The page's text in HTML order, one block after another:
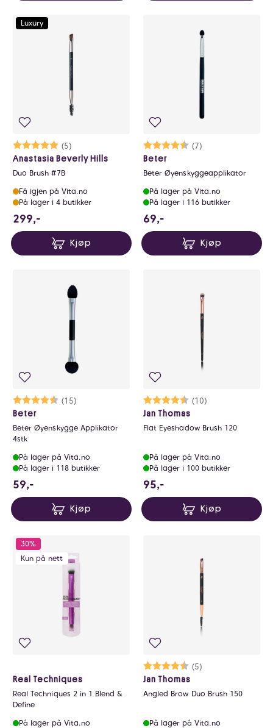
Luxury
Karakter:
(5)
5.0 av 5 mulige
Anastasia Beverly Hills
Duo Brush #7B
Få igjen på Vita.no
På lager i 4 butikker
299,-
Kjøp
Karakter:
(7)
4.7 av 5 mulige
Beter
Beter Øyenskyggeapplikator
På lager på Vita.no
På lager i 116 butikker
69,-
Kjøp
Karakter:
(15)
4.2 av 5 mulige
Beter
Beter Øyenskygge Applikator
4stk
På lager på Vita.no
På lager i 118 butikker
59,-
Kjøp
Karakter:
(10)
4.9 av 5 mulige
Jan Thomas
Flat Eyeshadow Brush 120
På lager på Vita.no
På lager i 100 butikker
95,-
Kjøp
30%
Kun på nett
Real Techniques
Real Techniques 2 in 1 Blend &
Define
På lager på Vita.no
Karakter:
(5)
4.8 av 5 mulige
Jan Thomas
Angled Brow Duo Brush 150
På lager på Vita.no